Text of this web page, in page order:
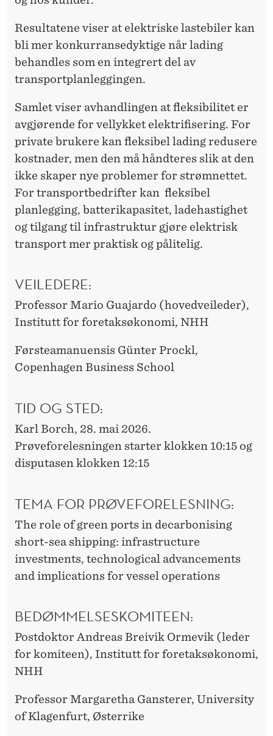
Resultatene viser at elektriske lastebiler kan
bli mer konkurransedyktige når lading
behandles som en integrert del av
transportplanleggingen.
Samlet viser avhandlingen at fleksibilitet er
avgjørende for vellykket elektrifisering. For
private brukere kan fleksibel lading redusere
kostnader, men den må håndteres slik at den
ikke skaper nye problemer for strømnettet.
For transportbedrifter kan fleksibel
planlegging, batterikapasitet, ladehastighet
og tilgang til infrastruktur gjøre elektrisk
transport mer praktisk og pålitelig.
VEILEDERE:
Professor Mario Guajardo (hovedveileder),
Institutt for foretaksøkonomi, NHH
Førsteamanuensis Günter Prockl,
Copenhagen Business School
TID OG STED:
Karl Borch, 28. mai 2026.
Prøveforelesningen starter klokken 10:15 og
disputasen klokken 12:15
TEMA FOR PRØVEFORELESNING:
The role of green ports in decarbonising
short-sea shipping: infrastructure
investments, technological advancements
and implications for vessel operations
BEDØMMELSESKOMITEEN:
Postdoktor Andreas Breivik Ormevik (leder
for komiteen), Institutt for foretaksøkonomi,
NHH
Professor Margaretha Gansterer, University
of Klagenfurt, Østerrike